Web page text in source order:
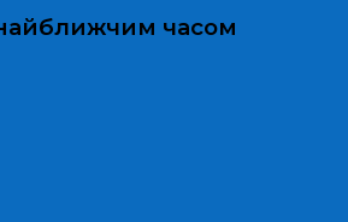
часом